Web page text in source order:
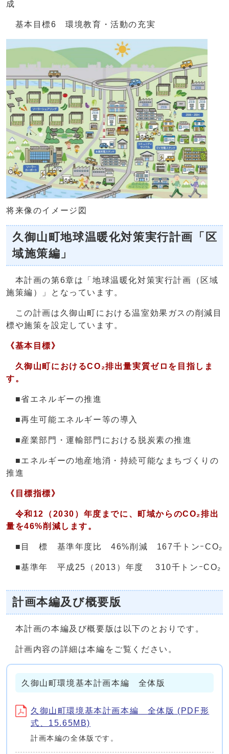
成
基本目標6 環境教育・活動の充実
将来像のイメージ図
久御山町地球温暖化対策実行計画「区
域施策編」
本計画の第6章は「地球温暖化対策実行計画（区域
施策編）」となっています。
この計画は久御山町における温室効果ガスの削減目
標や施策を設定しています。
《基本目標》
久御山町におけるCO₂排出量実質ゼロを目指しま
す。
■省エネルギーの推進
■再生可能エネルギー等の導入
■産業部門・運輸部門における脱炭素の推進
■エネルギーの地産地消・持続可能なまちづくりの
推進
《目標指標》
令和12（2030）年度までに、町域からのCO₂排出
量を46%削減します。
■目 標 基準年度比 46%削減 167千トンｰCO₂
■基準年 平成25（2013）年度 310千トンｰCO₂
計画本編及び概要版
本計画の本編及び概要版は以下のとおりです。
計画内容の詳細は本編をご覧ください。
久御山町環境基本計画本編 全体版
久御山町環境基本計画本編 全体版 (PDF形
式、15.65MB)
計画本編の全体版です。